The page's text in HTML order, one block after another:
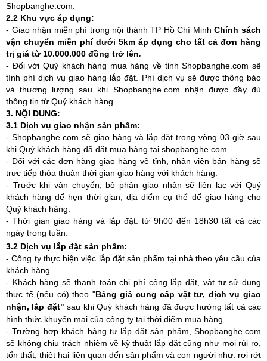
Shopbanghe.com.
2.2 Khu vực áp dụng:
- Giao nhận miễn phí trong nội thành TP Hồ Chí MinhChính sách
vận chuyển miễn phí dưới 5km áp dụng cho tất cả đơn hàng
trị giá từ 10.000.000 đồng trở lên.
- Đối với Quý khách hàng mua hàng về tỉnh Shopbanghe.com sẽ
tính phí dịch vụ giao hàng lắp đặt. Phí dịch vụ sẽ được thông báo
và thương lượng sau khi Shopbanghe.com nhận được đầy đủ
thông tin từ Quý khách hàng.
3. NỘI DUNG:
3.1 Dịch vụ giao nhận sản phẩm:
- Shopbanghe.com sẽ giao hàng và lắp đặt trong vòng 03 giờ sau
khi Quý khách hàng đã đặt mua hàng tại shopbanghe.com.
- Đối với các đơn hàng giao hàng về tỉnh, nhân viên bán hàng sẽ
trực tiếp thỏa thuận thời gian giao hàng với khách hàng.
- Trước khi vận chuyển, bộ phận giao nhận sẽ liên lạc với Quý
khách hàng để hẹn thời gian, địa điểm cụ thể để giao hàng cho
Quý khách hàng.
- Thời gian giao hàng và lắp đặt: từ 9h00 đến 18h30 tất cả các
ngày trong tuần.
3.2 Dịch vụ lắp đặt sản phẩm:
- Công ty thực hiện việc lắp đặt sản phẩm tại nhà theo yêu cầu của
khách hàng.
- Khách hàng sẽ thanh toán chi phí công lắp đặt, vật tư sử dụng
thực tế (nếu có) theo "Bảng giá cung cấp vật tư, dịch vụ giao
nhận, lắp đặt" sau khi Quý khách hàng đã được hưởng tất cả các
hình thức khuyến mại của công ty tại thời điểm mua hàng.
- Trường hợp khách hàng tự lắp đặt sản phẩm, Shopbanghe.com
sẽ không chịu trách nhiệm về kỹ thuật lắp đặt cũng như mọi rủi ro,
tổn thất, thiệt hại liên quan đến sản phẩm và con người như: rơi rớt